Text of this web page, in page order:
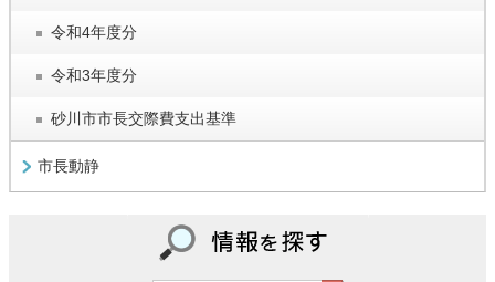
令和4年度分
令和3年度分
砂川市市長交際費支出基準
市長動静